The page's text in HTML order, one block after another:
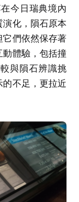
今日瑞典境內
化，隕石原本
們依然保存著
體驗，包括撞
與隕石辨識挑
不足，更拉近